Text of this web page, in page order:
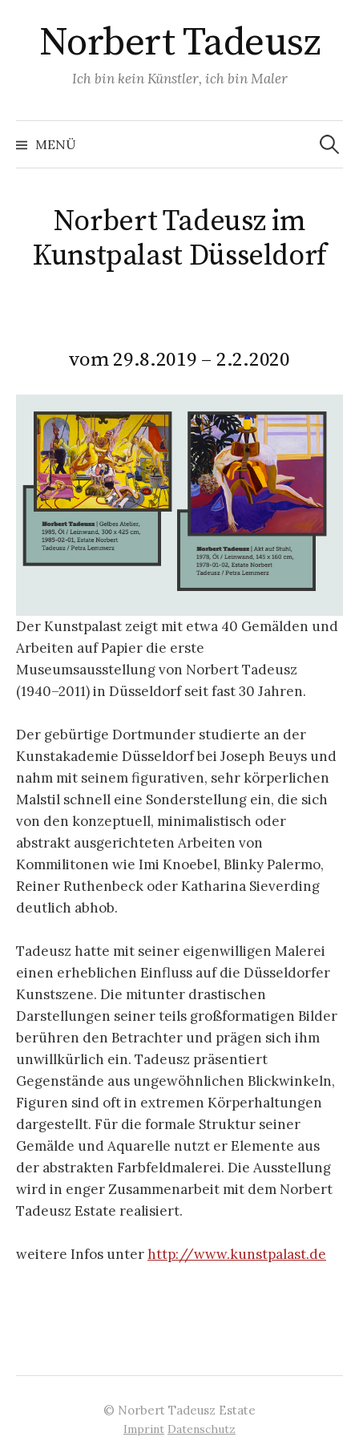
Inhalt
überspringen
Norbert Tadeusz
Ich bin kein Künstler, ich bin Maler
MENÜ
Suchen
nach:
Norbert Tadeusz im
Kunstpalast Düsseldorf
vom 29.8.2019 – 2.2.2020
Der Kunstpalast zeigt mit etwa 40 Gemälden und
Arbeiten auf Papier die erste
Museumsausstellung von Norbert Tadeusz
(1940–2011) in Düsseldorf seit fast 30 Jahren.
Der gebürtige Dortmunder studierte an der
Kunstakademie Düsseldorf bei Joseph Beuys und
nahm mit seinem figurativen, sehr körper­lichen
Malstil schnell eine Sonderstellung ein, die sich
von den konzeptuell, minimalis­tisch oder
abstrakt ausge­richteten Arbeiten von
Kommilitonen wie Imi Knoebel, Blinky Palermo,
Reiner Ruthenbeck oder Katharina Sieverding
deutlich abhob.
Tadeusz hatte mit seiner eigenwilligen Malerei
einen erheb­lichen Einfluss auf die Düsseldorfer
Kunstszene. Die mit­unter drastischen
Darstellungen seiner teils großformatigen Bilder
berühren den Be­trachter und prägen sich ihm
unwillkürlich ein. Tadeusz präsen­tiert
Gegenstände aus ungewöhnlichen Blickwinkeln,
Figuren sind oft in ex­tremen Körperhaltungen
dargestellt. Für die formale Struk­tur seiner
Gemälde und Aquarelle nutzt er Elemente aus
der abstrakten Farbfeldmalerei. Die Ausstellung
wird in enger Zusammenarbeit mit dem Norbert
Tadeusz Estate realisiert.
weitere Infos unterhttp://www.kunstpalast.de
© Norbert Tadeusz Estate
Imprint Datenschutz